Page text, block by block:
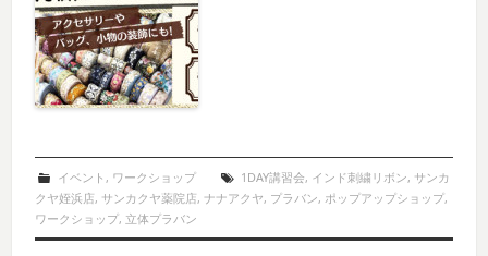
イベント , ワークショップ 1DAY講習会, インド刺繍リボン, サンカ
クヤ姪浜店, サンカクヤ薬院店,ナナアクヤ, プラバン,ポップアップショップ,
ワークショップ, 立体プラバン